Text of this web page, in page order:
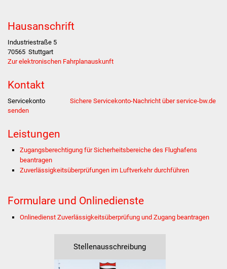
Ortsrecht
Wahlen
Jubiläumsjahr 2021
Hausanschrift
Industriestraße 5
70565 Stuttgart
Zur elektronischen Fahrplanauskunft
Kontakt
Servicekonto
Sichere Servicekonto-Nachricht über service-bw.de
senden
Leistungen
Zugangsberechtigung für Sicherheitsbereiche des Flughafens
beantragen
Zuverlässigkeitsüberprüfungen im Luftverkehr durchführen
Formulare und Onlinedienste
Onlinedienst Zuverlässigkeitsüberprüfung und Zugang beantragen
Stellenausschreibung